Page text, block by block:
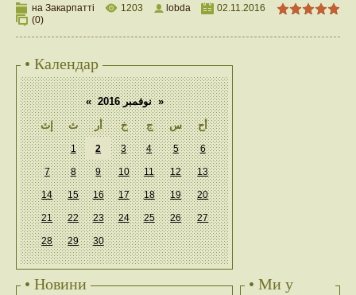
на Закарпатті 1203 lobda
02.11.2016
(0)
• Календар
« نوفمبر 2016 »
إث
ث أر خ ج س أح
1 2 3 4 5 6
7 8 9 10 11 12 13
14 15 16 17 18 19 20
21 22 23 24 25 26 27
28 29 30
• Новини
• Ми у